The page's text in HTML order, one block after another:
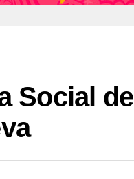
Social de